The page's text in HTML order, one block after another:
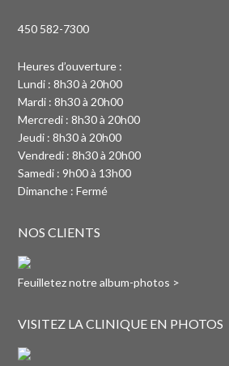
450 582-7300
Heures d’ouverture :
Lundi : 8h30 à 20h00
Mardi : 8h30 à 20h00
Mercredi : 8h30 à 20h00
Jeudi : 8h30 à 20h00
Vendredi : 8h30 à 20h00
Samedi : 9h00 à 13h00
Dimanche : Fermé
NOS CLIENTS
Feuilletez notre album-photos >
VISITEZ LA CLINIQUE EN PHOTOS